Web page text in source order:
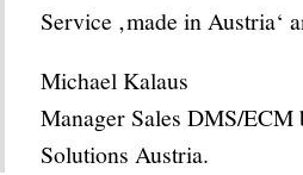
Service ‚made in Austria‘
Michael Kalaus
Manager Sales DMS/
Solutions Austria.